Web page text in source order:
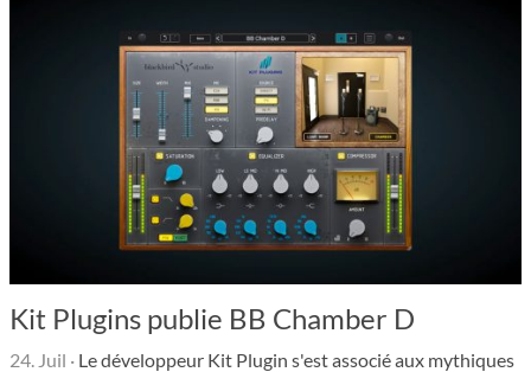
Kit Plugins publie BB Chamber D
24. Juil · Le développeur Kit Plugin s'est associé aux mythiques